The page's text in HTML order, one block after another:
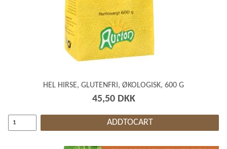
HEL HIRSE, GLUTENFRI, ØKOLOGISK, 600 G
45,50 DKK
ADDTOCART